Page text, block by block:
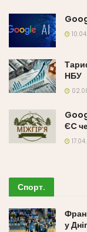
НБУ
ЄC
Спорт.
у